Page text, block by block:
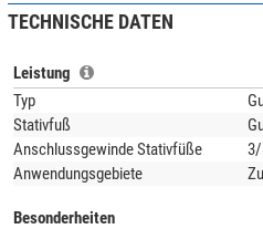
dieser Stativfuß in bodennaher Postion
Bohrung kann der Stativfuß zusätzlich
Zelthering gesichert werden.
Im Lieferumfang sind 3 Stück dieser
TECHNISCHE DATEN
Leistung
Typ
Stativfuß
Anschlussgewinde Stativfüße
Anwendungsgebiete
Besonderheiten